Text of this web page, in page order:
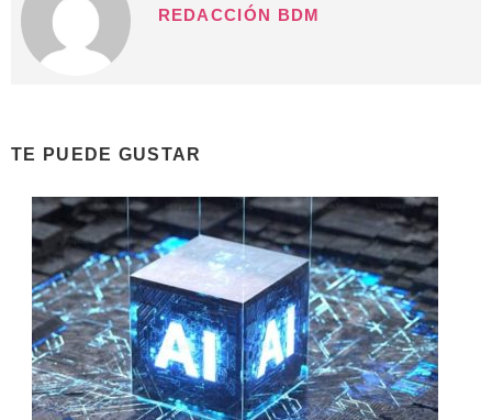
REDACCIÓN BDM
TE PUEDE GUSTAR